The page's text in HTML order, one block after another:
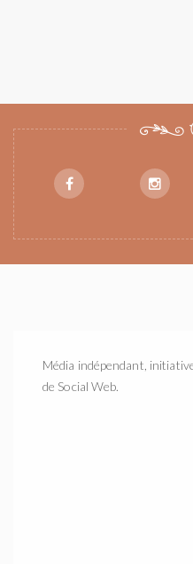
Média indépendant,
de Social Web.